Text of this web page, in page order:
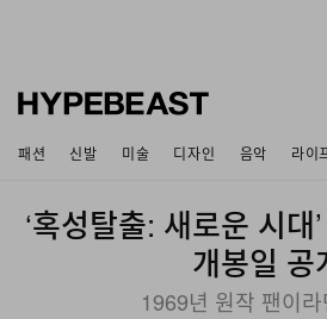
패션 신발 미술 디자인 음악 라이
‘혹성탈출: 새로운 시대
개봉일 공
1969년 원작 팬이